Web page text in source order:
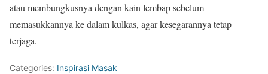
atau membungkusnya dengan kain lembap sebelum
memasukkannya ke dalam kulkas, agar kesegarannya tetap
terjaga.
Categories: Inspirasi Masak